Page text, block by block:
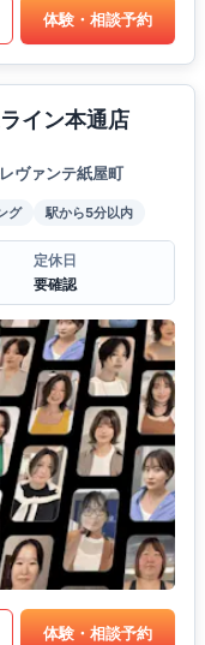
体験・相談予約
イン本通店
ヴァンテ紙屋町
グ 駅から5分以内
定休日
要確認
体験・相談予約